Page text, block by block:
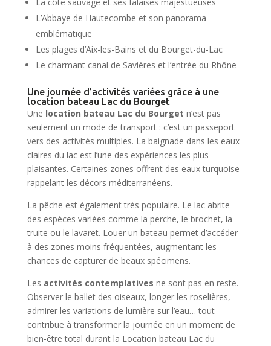
La côte sauvage et ses falaises majestueuses
L’Abbaye de Hautecombe et son panorama
emblématique
Les plages d’Aix-les-Bains et du Bourget-du-Lac
Le charmant canal de Savières et l’entrée du Rhône
Une journée d’activités variées grâce à une
location bateau Lac du Bourget
Une location bateau Lac du Bourget n’est pas
seulement un mode de transport : c’est un passeport
vers des activités multiples. La baignade dans les eaux
claires du lac est l’une des expériences les plus
plaisantes. Certaines zones offrent des eaux turquoise
rappelant les décors méditerranéens.
La pêche est également très populaire. Le lac abrite
des espèces variées comme la perche, le brochet, la
truite ou le lavaret. Louer un bateau permet d’accéder
à des zones moins fréquentées, augmentant les
chances de capturer de beaux spécimens.
Les activités contemplatives ne sont pas en reste.
Observer le ballet des oiseaux, longer les roselières,
admirer les variations de lumière sur l’eau… tout
contribue à transformer la journée en un moment de
bien-être total durant la Location bateau Lac du